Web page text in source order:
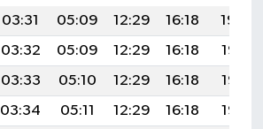
03:31 05:09 12:29 16:18
19:39
03:32 05:09 12:29 16:18
19:38
03:33 05:10 12:29 16:18
19:37
03:34 05:11 12:29 16:18
19:36